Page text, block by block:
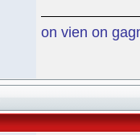
on vien on